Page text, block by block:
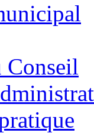
Conseil